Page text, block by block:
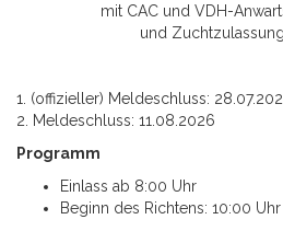
mit CAC und VDH-
und
1. (offizieller) Meldeschluss:
2. Meldeschluss: 11.08.2026
Programm
Einlass ab 8:00 Uhr
Beginn des Richtens: 10:00 Uhr